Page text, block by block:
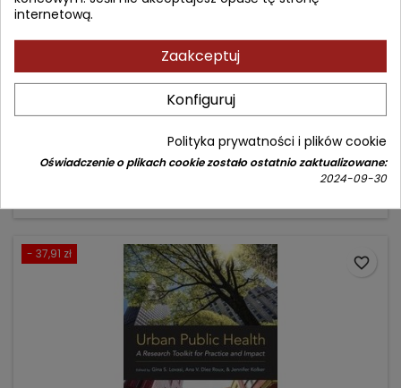
NEIGHBORHOODS AND HEALTH
Autor: Ichiro Kawachi
(0)
Cena
1 058,26 złCena
1 175,85 zł
- 37,91 zł
favorite_border
internetową.
Zaakceptuj
Konfiguruj
Polityka prywatności i plików cookie
Oświadczenie o plikach cookie zostało ostatnio zaktualizowane:
2024-09-30